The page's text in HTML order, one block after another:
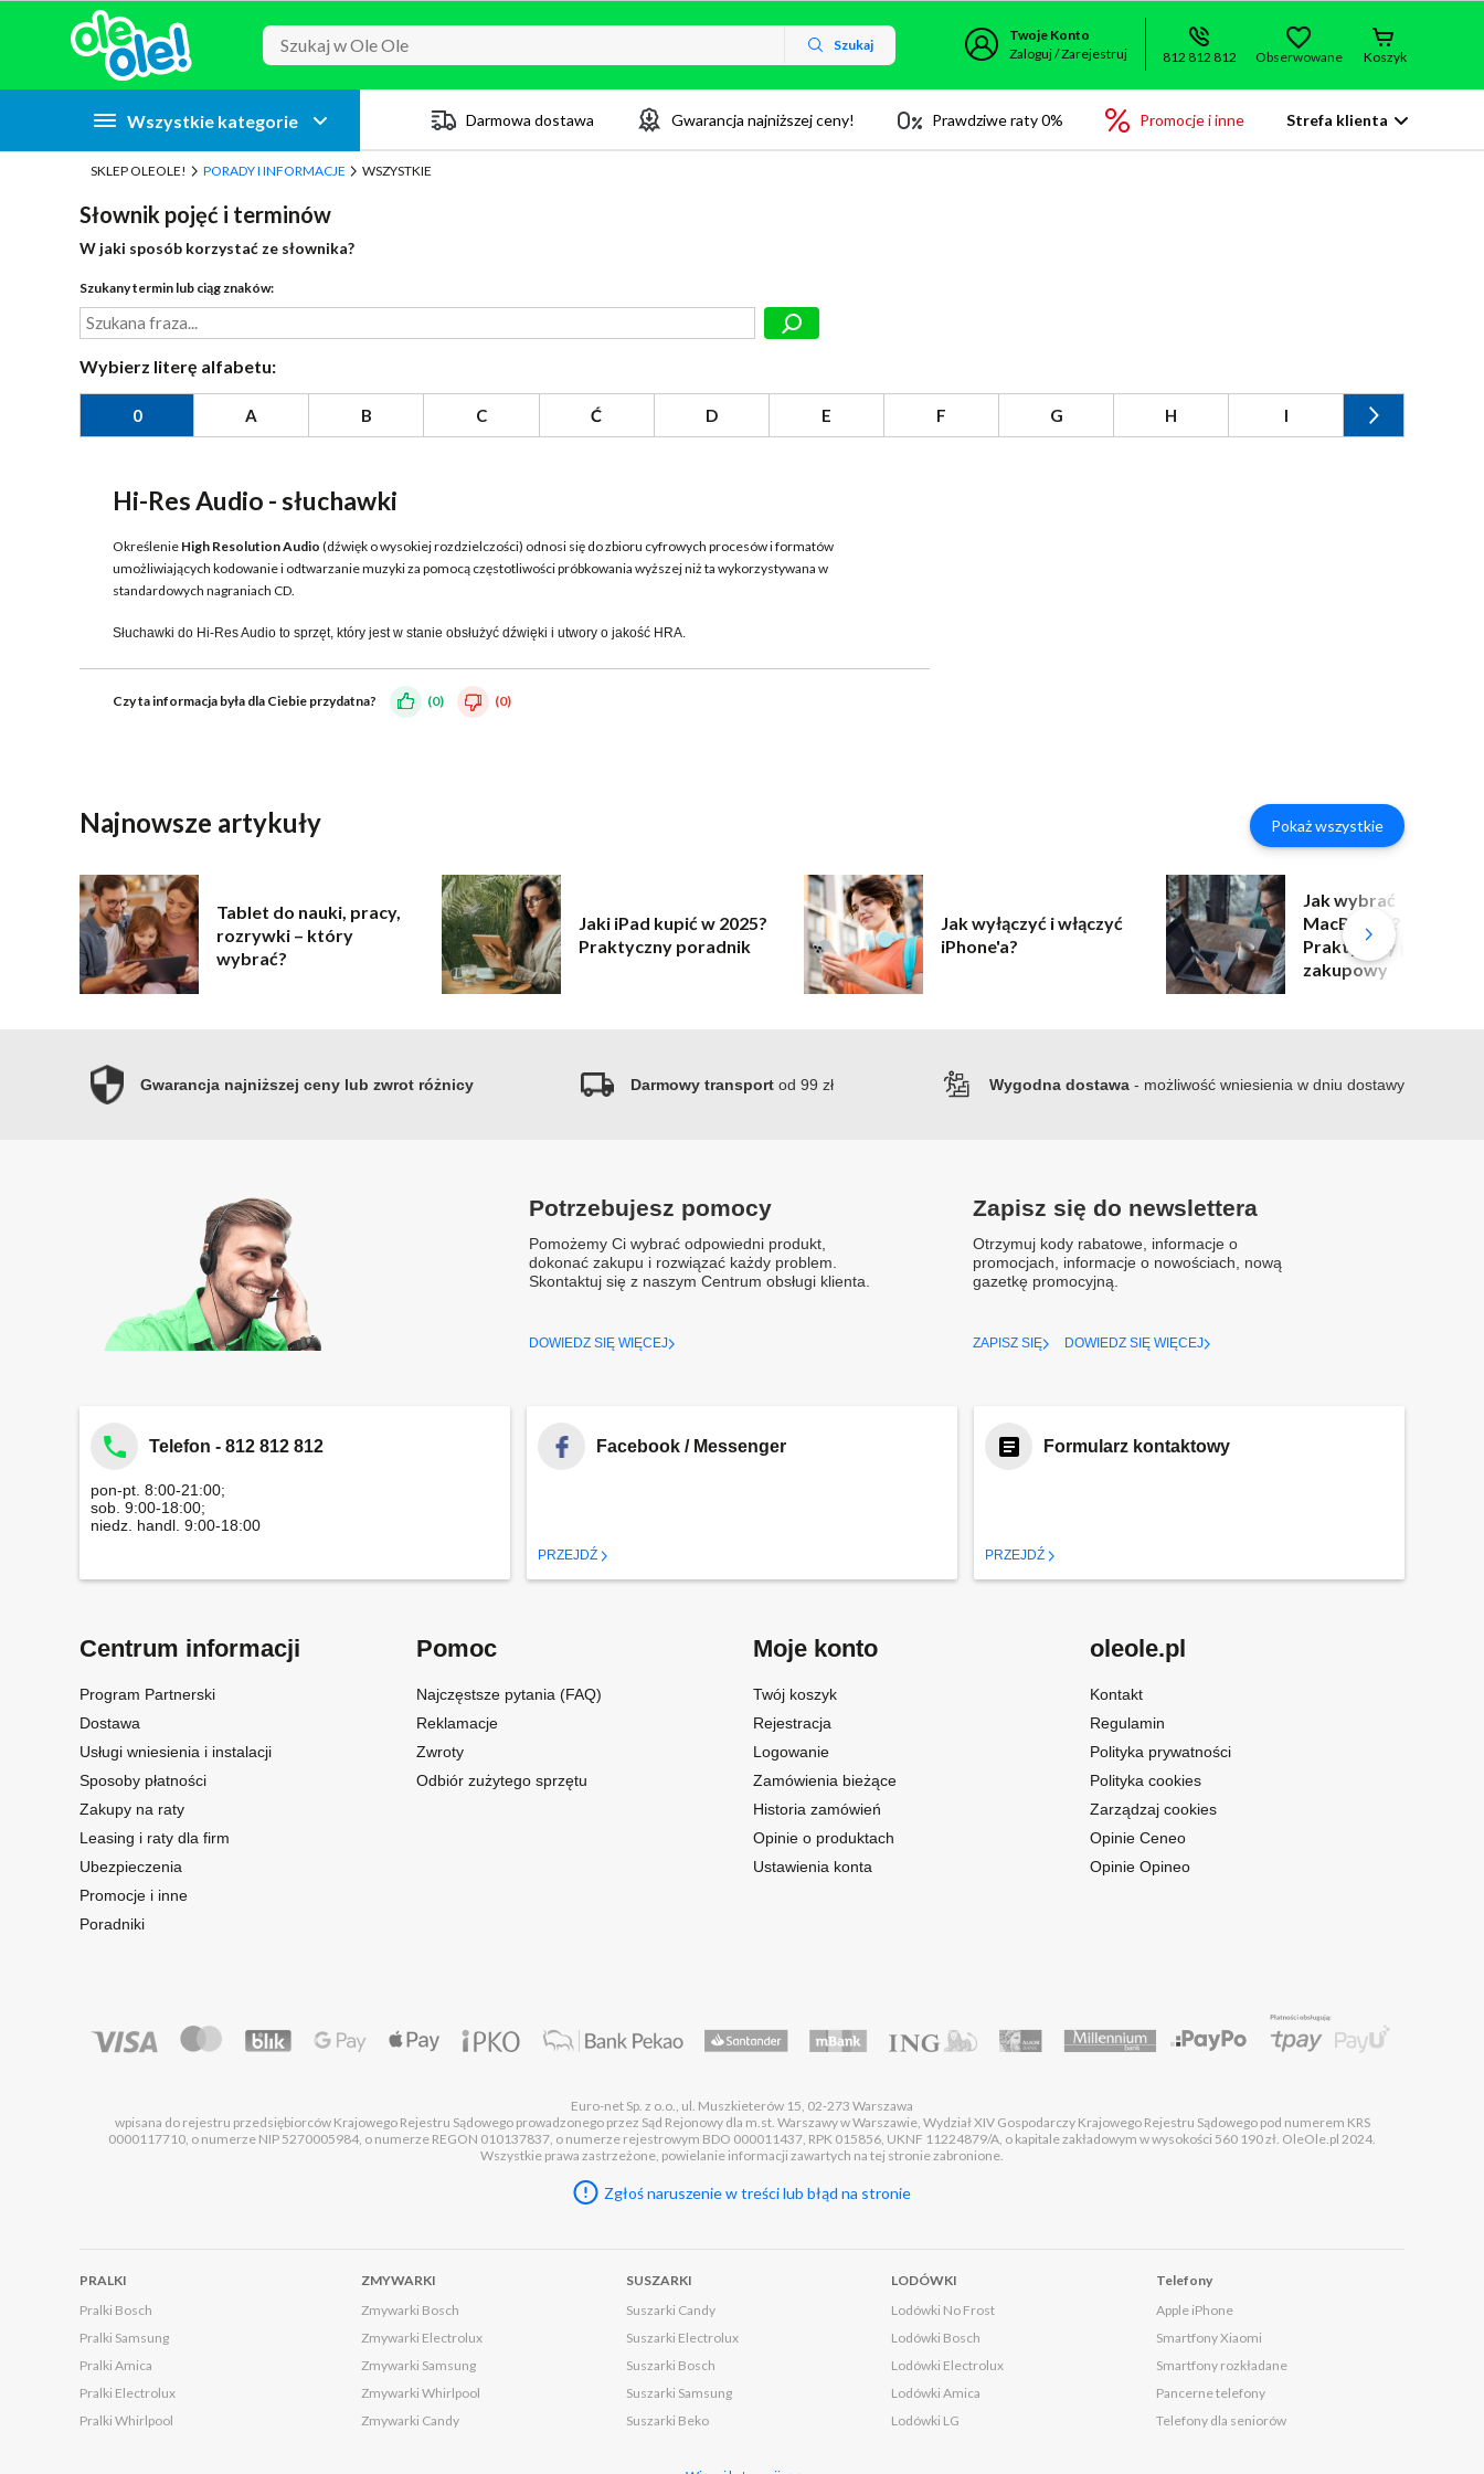
Przejdź do zawartości strony
Przejdź do wyszukiwarki
Przejdź do kategorii
Przejdź do stopki
Szukaj
Twoje Konto
Zaloguj / Zarejestruj
812 812 812 Obserwowane Koszyk
Wszystkie kategorie Darmowa dostawa Gwarancja najniższej ceny! Prawdziwe raty 0% Promocje i inne Strefa klienta
SKLEP OLEOLE! PORADY I INFORMACJE WSZYSTKIE
Słownik pojęć i terminów
W jaki sposób korzystać ze słownika?
Szukany termin lub ciąg znaków:
Wybierz literę alfabetu:
0 A B C Ć D E F G H I
Hi-Res Audio - słuchawki
Określenie High Resolution Audio (dźwięk o wysokiej rozdzielczości) odnosi się do zbioru cyfrowych procesów i formatów
umożliwiających kodowanie i odtwarzanie muzyki za pomocą częstotliwości próbkowania wyższej niż ta wykorzystywana w
standardowych nagraniach CD.
Słuchawki do Hi-Res Audio to sprzęt, który jest w stanie obsłużyć dźwięki i utwory o jakość HRA.
Czy ta informacja była dla Ciebie przydatna? (0) (0)
Najnowsze artykuły Pokaż wszystkie
Tablet do nauki, pracy,
rozrywki – który
wybrać?
Jaki iPad kupić w 2025?
Praktyczny poradnik
Jak wyłączyć i włączyć
iPhone'a?
Jak wybrać
MacBooka?
Praktyczny poradnik
zakupowy
Gwarancja najniższej ceny lub zwrot różnicy Darmowy transportod 99 zł Wygodna dostawa - możliwość wniesienia w dniu dostawy
Potrzebujesz pomocy
Pomożemy Ci wybrać odpowiedni produkt,
dokonać zakupu i rozwiązać każdy problem.
Skontaktuj się z naszym Centrum obsługi klienta.
DOWIEDZ SIĘ WIĘCEJ
Zapisz się do newslettera
Otrzymuj kody rabatowe, informacje o
promocjach, informacje o nowościach, nową
gazetkę promocyjną.
ZAPISZ SIĘ DOWIEDZ SIĘ WIĘCEJ
Telefon - 812 812 812
pon-pt. 8:00-21:00;
sob. 9:00-18:00;
niedz. handl. 9:00-18:00
Facebook / Messenger
PRZEJDŹ
Formularz kontaktowy
PRZEJDŹ
Centrum informacji
Program Partnerski
Dostawa
Usługi wniesienia i instalacji
Sposoby płatności
Zakupy na raty
Leasing i raty dla firm
Ubezpieczenia
Promocje i inne
Poradniki
Pomoc
Najczęstsze pytania (FAQ)
Reklamacje
Zwroty
Odbiór zużytego sprzętu
Moje konto
Twój koszyk
Rejestracja
Logowanie
Zamówienia bieżące
Historia zamówień
Opinie o produktach
Ustawienia konta
oleole.pl
Kontakt
Regulamin
Polityka prywatności
Polityka cookies
Zarządzaj cookies
Opinie Ceneo
Opinie Opineo
Euro-net Sp. z o.o., ul. Muszkieterów 15, 02-273 Warszawa
wpisana do rejestru przedsiębiorców Krajowego Rejestru Sądowego prowadzonego przez Sąd Rejonowy dla m.st. Warszawy w Warszawie, Wydział XIV Gospodarczy Krajowego Rejestru Sądowego pod numerem KRS
0000117710, o numerze NIP 5270005984, o numerze REGON 010137837, o numerze rejestrowym BDO 000011437, RPK 015856, UKNF 11224879/A, o kapitale zakładowym w wysokości 560 190 zł. OleOle.pl 2024.
Wszystkie prawa zastrzeżone, powielanie informacji zawartych na tej stronie zabronione.
Zgłoś naruszenie w treści lub błąd na stronie
PRALKI
Pralki Bosch
Pralki Samsung
Pralki Amica
Pralki Electrolux
Pralki Whirlpool
ZMYWARKI
Zmywarki Bosch
Zmywarki Electrolux
Zmywarki Samsung
Zmywarki Whirlpool
Zmywarki Candy
SUSZARKI
Suszarki Candy
Suszarki Electrolux
Suszarki Bosch
Suszarki Samsung
Suszarki Beko
LODÓWKI
Lodówki No Frost
Lodówki Bosch
Lodówki Electrolux
Lodówki Amica
Lodówki LG
Telefony
Apple iPhone
Smartfony Xiaomi
Smartfony rozkładane
Pancerne telefony
Telefony dla seniorów